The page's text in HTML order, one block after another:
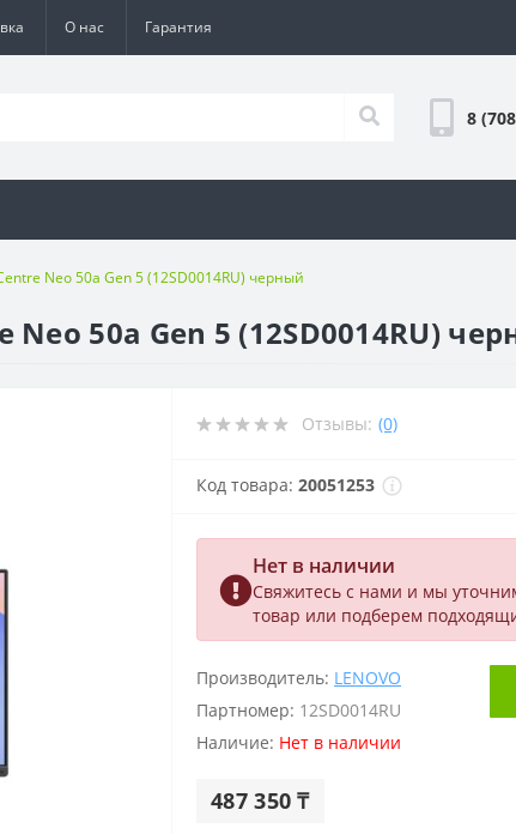
О нас Гарантия
8
Neo 50a Gen 5 (12SD0014RU) черный
50a Gen 5 (12SD0014RU)
Отзывы: (0)
Код товара: 20051253
Нет в наличии
Свяжитесь с нами и мы
товар или подберем
Производитель: LENOVO
Партномер: 12SD0014RU
Наличие: Нет в наличии
487 350 ₸